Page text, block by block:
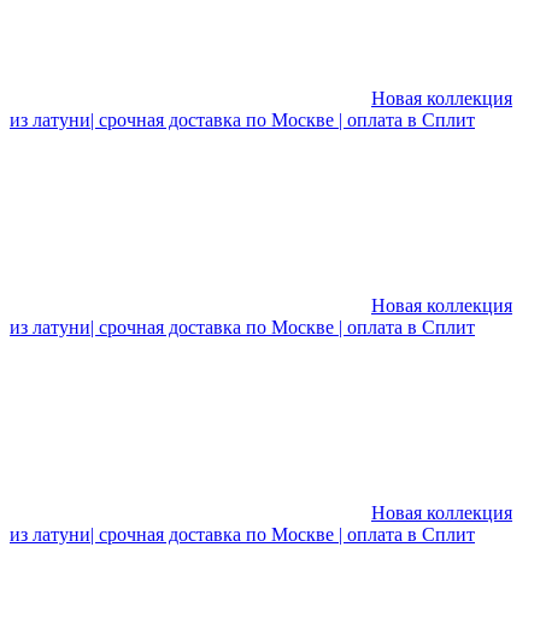
Новая коллекция
из латуни| срочная доставка по Москве | оплата в Сплит
Новая коллекция
из латуни| срочная доставка по Москве | оплата в Сплит
Новая коллекция
из латуни| срочная доставка по Москве | оплата в Сплит